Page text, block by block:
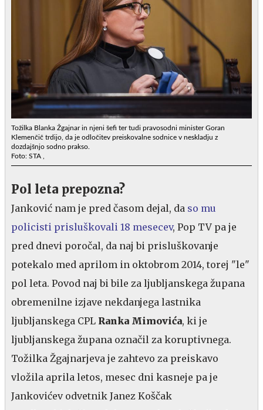
Tožilka Blanka Žgajnar in njeni šefi ter tudi pravosodni minister Goran
Klemenčič trdijo, da je odločitev preiskovalne sodnice v neskladju z
dozdajšnjo sodno prakso.
Foto: STA ,
Pol leta prepozna?
Janković nam je pred časom dejal, da so mu
policisti prisluškovali 18 mesecev, Pop TV pa je
pred dnevi poročal, da naj bi prisluškovanje
potekalo med aprilom in oktobrom 2014, torej "le"
pol leta. Povod naj bi bile za ljubljanskega župana
obremenilne izjave nekdanjega lastnika
ljubljanskega CPL Ranka Mimovića, ki je
ljubljanskega župana označil za koruptivnega.
Tožilka Žgajnarjeva je zahtevo za preiskavo
vložila aprila letos, mesec dni kasneje pa je
Jankovićev odvetnik Janez Koščak